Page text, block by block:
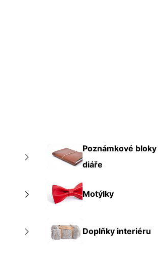
Poznámkové bloky
diáře
Motýlky
Doplňky interiéru